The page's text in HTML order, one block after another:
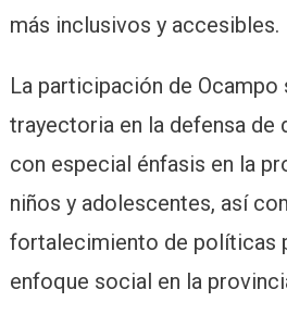
más inclusivos y accesibles.
La participación de Ocampo
trayectoria en la defensa de
con especial énfasis en la
niños y adolescentes, así
fortalecimiento de políticas
enfoque social en la